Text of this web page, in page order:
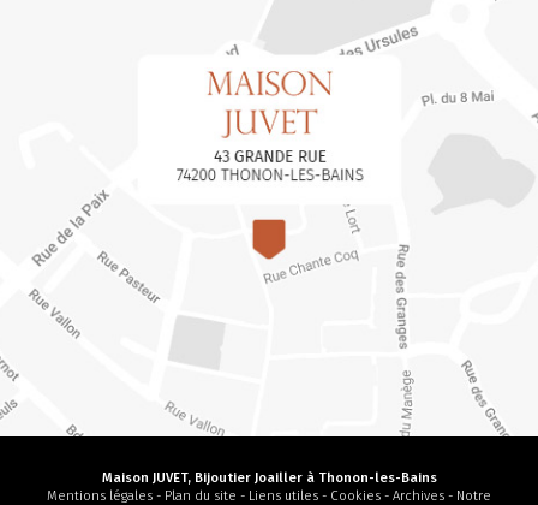
Maison JUVET, Bijoutier Joailler à Thonon-les-Bains
Mentions légales - Plan du site - Liens utiles - Cookies - Archives - Notre